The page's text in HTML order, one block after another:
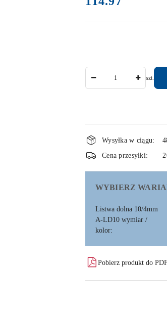
szt.
Dostępność
i
dostawa
Wysyłka w ciągu:
Cena przesyłki:
WYBIERZ
Listwa dolna 10/4mm
A-LD10 wymiar /
kolor:
Pobierz produkt do